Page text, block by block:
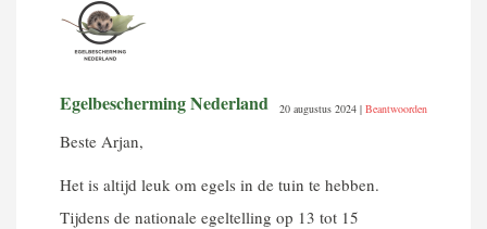
Egelbescherming Nederland 20 augustus 2024 | Beantwoorden
Beste Arjan,
Het is altijd leuk om egels in de tuin te hebben.
Tijdens de nationale egeltelling op 13 tot 15